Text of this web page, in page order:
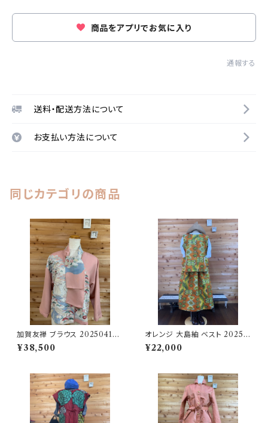
商品をアプリでお気に入り
通報する
送料・配送方法について
お支払い方法について
同じカテゴリの商品
加賀友禅 ブラウス 202504151
708
¥38,500
オレンジ 大島紬 ベスト 20250
4081338
¥22,000